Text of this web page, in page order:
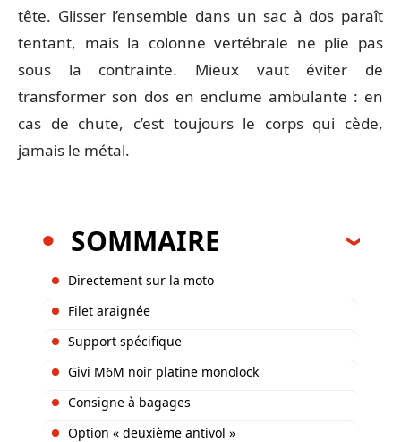
tête. Glisser l’ensemble dans un sac à dos paraît
tentant, mais la colonne vertébrale ne plie pas
sous la contrainte. Mieux vaut éviter de
transformer son dos en enclume ambulante : en
cas de chute, c’est toujours le corps qui cède,
jamais le métal.
SOMMAIRE
Directement sur la moto
Filet araignée
Support spécifique
Givi M6M noir platine monolock
Consigne à bagages
Option « deuxième antivol »